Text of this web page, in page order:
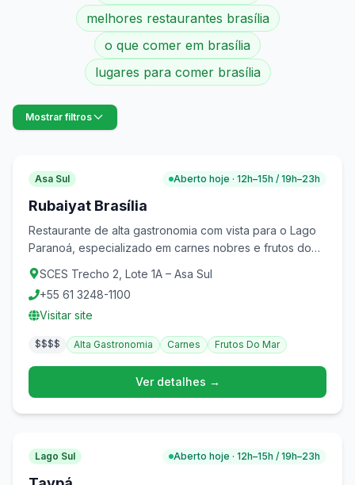
melhores restaurantes brasília
o que comer em brasília
lugares para comer brasília
Mostrar filtros
Asa Sul Aberto hoje · 12h–15h / 19h–23h
Rubaiyat Brasília
Restaurante de alta gastronomia com vista para o Lago
Paranoá, especializado em carnes nobres e frutos do
mar.
SCES Trecho 2, Lote 1A – Asa Sul
+55 61 3248-1100
Visitar site
$$$$ Alta Gastronomia Carnes Frutos Do Mar
Ver detalhes →
Lago Sul Aberto hoje · 12h–15h / 19h–23h